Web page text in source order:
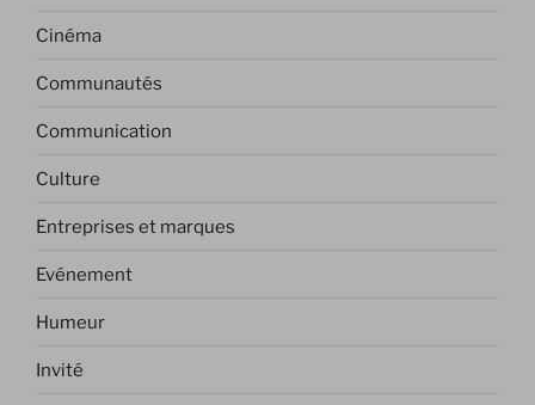
Cinéma
Communautés
Communication
Culture
Entreprises et marques
Evénement
Humeur
Invité